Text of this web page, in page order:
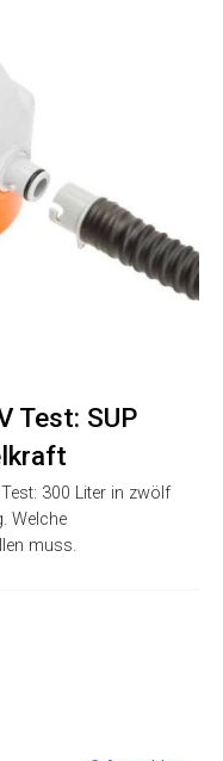
Test: SUP
300 Liter in zwölf
Welche
muss.